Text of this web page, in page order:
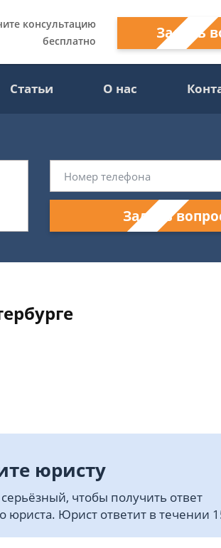
консультацию
бесплатно
Задать
Статьи О нас
Задать
юристу
чтобы получить ответ
юриста. Юрист ответит в течении